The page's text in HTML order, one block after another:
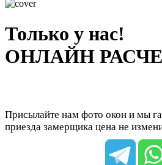
Только у нас!
ОНЛАЙН
Присылайте нам фото окон и мы
приезда замерщика цена не